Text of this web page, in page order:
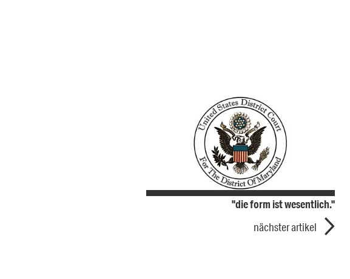
"die form ist wesentlich."
nächster artikel